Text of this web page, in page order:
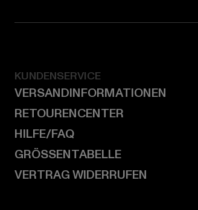
KUNDENSERVICE
VERSANDINFORMATIONEN
RETOURENCENTER
HILFE/FAQ
GRÖSSENTABELLE
VERTRAG WIDERRUFEN